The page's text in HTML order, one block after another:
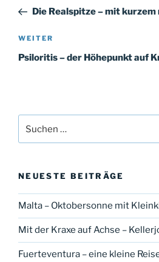
Beitrag
Die Realspitze – mit
Nächster
Beitrag
WEITER
Psiloritis – der Höhepunkt auf
nach:
NEUESTE BEITRÄGE
Malta – Oktobersonne mit
Mit der Kraxe auf Achse –
Fuerteventura – eine kleine